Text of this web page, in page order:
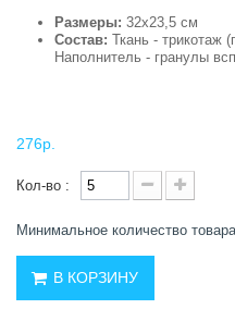
Размеры: 32x23,5 см
Состав: Ткань - трикотаж
Наполнитель - гранулы
276р.
Кол-во :
Минимальное количество
В КОРЗИНУ